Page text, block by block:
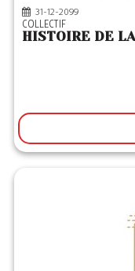
31-12-2099
COLLECTIF
HISTOIRE DE